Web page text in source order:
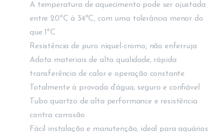
A temperatura de aquecimento pode ser ajustada
entre 20ºC à 34ºC, com uma tolerância menor do
que 1ºC
Resistência de puro níquel-cromo, não enferruja
Adota materiais de alta qualidade, rápida
transferência de calor e operação constante
Totalmente à provada d’água, seguro e confiável
Tubo quartzo de alta performance e resistência
contra corrosão
Fácil instalação e manutenção, ideal para aquários